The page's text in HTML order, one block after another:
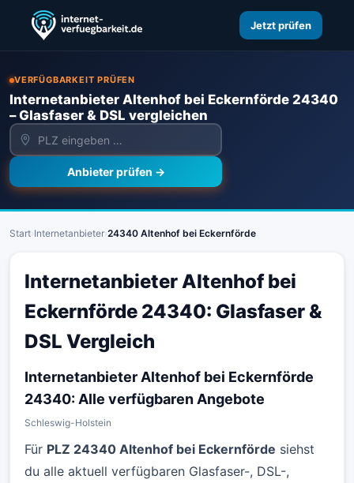
Jetzt prüfen
VERFÜGBARKEIT PRÜFEN
Internetanbieter Altenhof bei Eckernförde 24340
– Glasfaser & DSL vergleichen
Anbieter prüfen →
Start›Internetanbieter›24340 Altenhof bei Eckernförde
Internetanbieter Altenhof bei
Eckernförde 24340: Glasfaser &
DSL Vergleich
Internetanbieter Altenhof bei Eckernförde
24340: Alle verfügbaren Angebote
Schleswig-Holstein
Für PLZ 24340 Altenhof bei Eckernförde siehst
du alle aktuell verfügbaren Glasfaser-, DSL-,